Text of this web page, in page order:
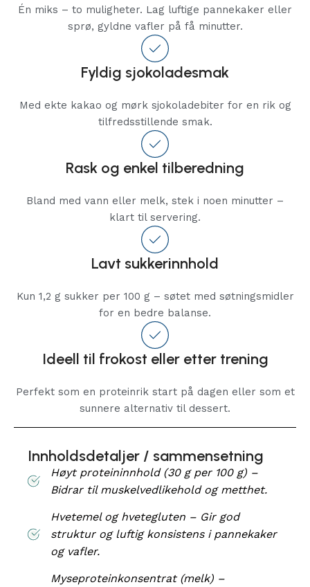
Én miks – to muligheter. Lag luftige pannekaker eller
sprø, gyldne vafler på få minutter.
Fyldig sjokoladesmak
Med ekte kakao og mørk sjokoladebiter for en rik og
tilfredsstillende smak.
Rask og enkel tilberedning
Bland med vann eller melk, stek i noen minutter –
klart til servering.
Lavt sukkerinnhold
Kun 1,2 g sukker per 100 g – søtet med søtningsmidler
for en bedre balanse.
Ideell til frokost eller etter trening
Perfekt som en proteinrik start på dagen eller som et
sunnere alternativ til dessert.
Innholdsdetaljer / sammensetning
Høyt proteininnhold (30 g per 100 g) –
Bidrar til muskelvedlikehold og metthet.
Hvetemel og hvetegluten – Gir god
struktur og luftig konsistens i pannekaker
og vafler.
Myseproteinkonsentrat (melk) –